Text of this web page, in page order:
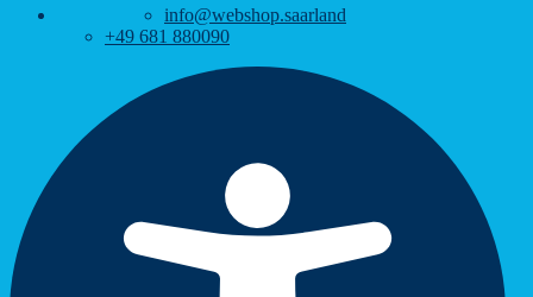
info@webshop.saarland
+49 681 880090